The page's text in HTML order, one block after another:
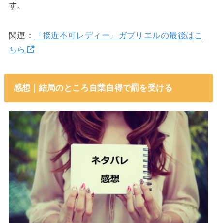
す。
関連：
『接近不可レディー』ガブリエルの最後はこ
ちら
感想｜結局のところ自業自得で罰を受ける